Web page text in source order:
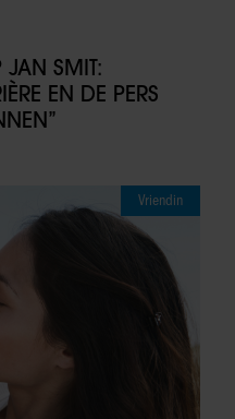
JAN SMIT:
EN DE PERS
Vriendin